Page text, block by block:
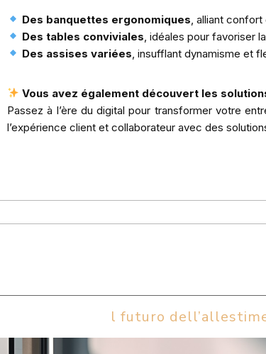
Des banquettes ergonomiques, alliant confort
Des tables conviviales, idéales pour favoriser
Des assises variées, insufflant dynamisme et
Vous avez également découvert les
Passez à l’ère du digital pour transformer votre
l’expérience client et collaborateur avec des
l futuro